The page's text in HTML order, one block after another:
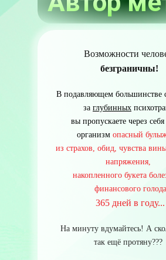
Возможности
безграничны!
В подавляющем большинстве
за глубинных
вы пропускаете через
организм опасный
из страхов, обид, чувства
напряжения,
накопленного букета
финансового голода
365 дней в году...
На минуту вдумайтесь! А
так ещё протяну???